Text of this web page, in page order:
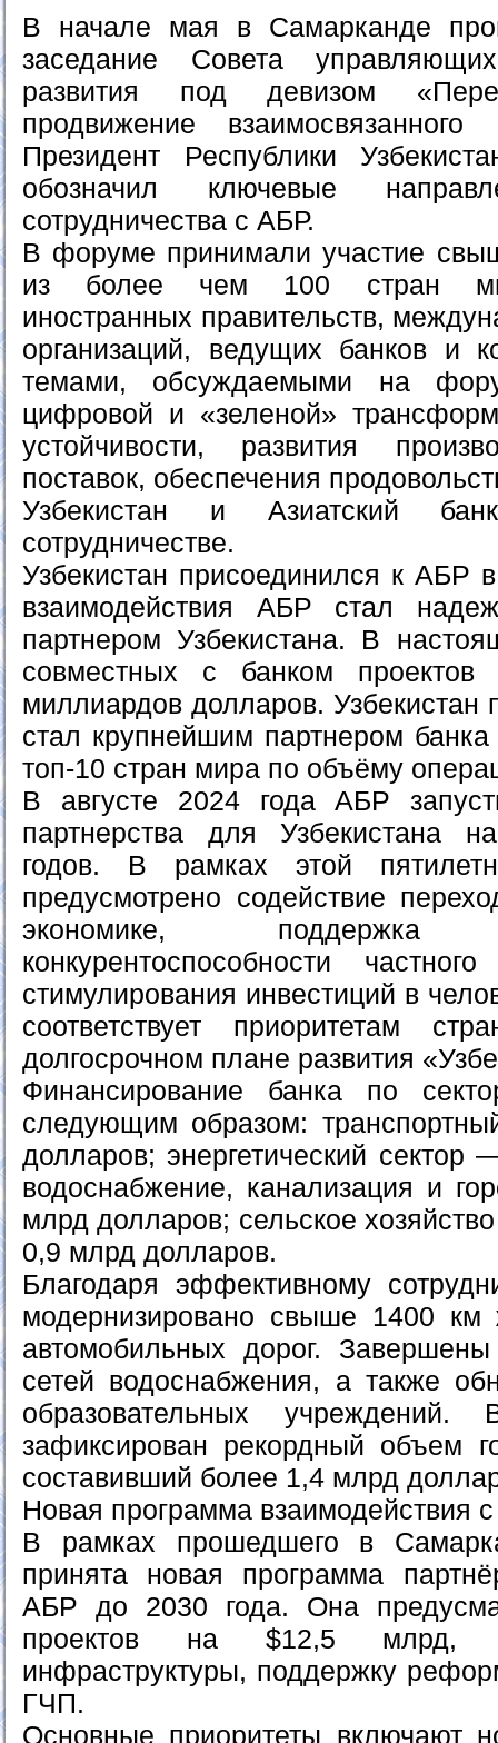
В начале мая в Самарканде
заседание Совета
развития под девизом
продвижение взаимосвязанного
Президент Республики
обозначил ключевые
сотрудничества с АБР.
В форуме принимали участие
из более чем 100 стран
иностранных правительств,
организаций, ведущих банков и
темами, обсуждаемыми на
цифровой и «зеленой»
устойчивости, развития
поставок, обеспечения
Узбекистан и Азиатский
сотрудничестве.
Узбекистан присоединился к АБР
взаимодействия АБР стал
партнером Узбекистана. В
совместных с банком проектов
миллиардов долларов.
стал крупнейшим партнером
топ-10 стран мира по объёму
В августе 2024 года АБР
партнерства для Узбекистана
годов. В рамках этой
предусмотрено содействие
экономике,
конкурентоспособности
стимулирования инвестиций в
соответствует приоритетам
долгосрочном плане развития
Финансирование банка по
следующим образом:
долларов; энергетический
водоснабжение, канализация и
млрд долларов; сельское
0,9 млрд долларов.
Благодаря эффективному
модернизировано свыше 1400
автомобильных дорог.
сетей водоснабжения, а также
образовательных
зафиксирован рекордный объем
составивший более 1,4 млрд
Новая программа взаимодействия
В рамках прошедшего в
принята новая программа
АБР до 2030 года. Она
проектов на $12,5 млрд,
инфраструктуры, поддержку
ГЧП.
Основные приоритеты включают